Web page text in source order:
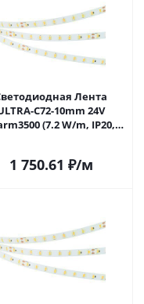
Лента
C72-10mm 24V
(7.2 W/m, IP20,
в Саратове
1 750.61 ₽/м